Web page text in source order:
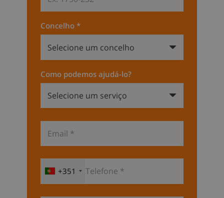
Concelho *
Como podemos ajudá-lo?
+351